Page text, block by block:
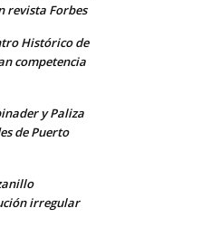
revista Forbes
Histórico de
competencia
y Paliza
de Puerto
irregular